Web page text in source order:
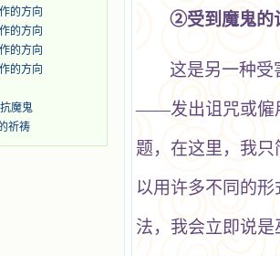
的方向
的方向
的方向
的方向
魔鬼
祈祷
②受到魔鬼的
这是另一种受
——发出诅咒或僱
题，在这里，我
以用许多不同的
法，我会立即说